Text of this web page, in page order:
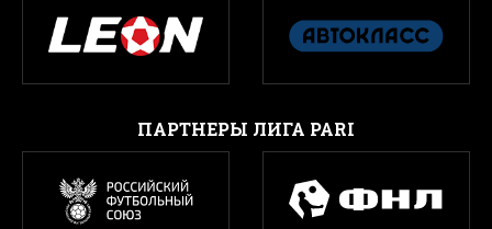
ПАРТНЕРЫ ЛИГА PARI